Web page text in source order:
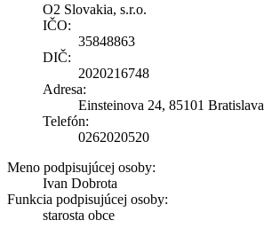
O2 Slovakia, s.r.o.
IČO:
35848863
DIČ:
2020216748
Adresa:
Einsteinova 24, 85101 Bratislava
Telefón:
0262020520
Meno podpisujúcej osoby:
Ivan Dobrota
Funkcia podpisujúcej osoby:
starosta obce